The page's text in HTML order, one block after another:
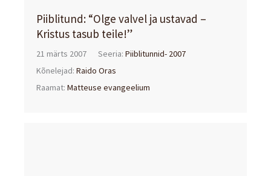
Piiblitund: “Olge valvel ja ustavad –
Kristus tasub teile!”
21 märts 2007 Seeria:Piiblitunnid- 2007
Kõnelejad:Raido Oras
Raamat:Matteuse evangeelium